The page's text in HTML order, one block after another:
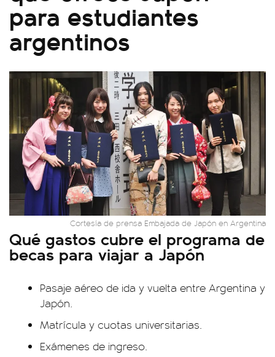
para estudiantes
argentinos
Cortesía de prensa Embajada de Japón en Argentina
Qué gastos cubre el programa de
becas para viajar a Japón
Pasaje aéreo de ida y vuelta entre Argentina y
Japón.
Matrícula y cuotas universitarias.
Exámenes de ingreso.